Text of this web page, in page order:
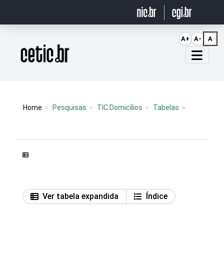
Página inicial
Home Pesquisas TIC Domicílios Tabelas
Ver tabela expandida Índice
A+ A- A